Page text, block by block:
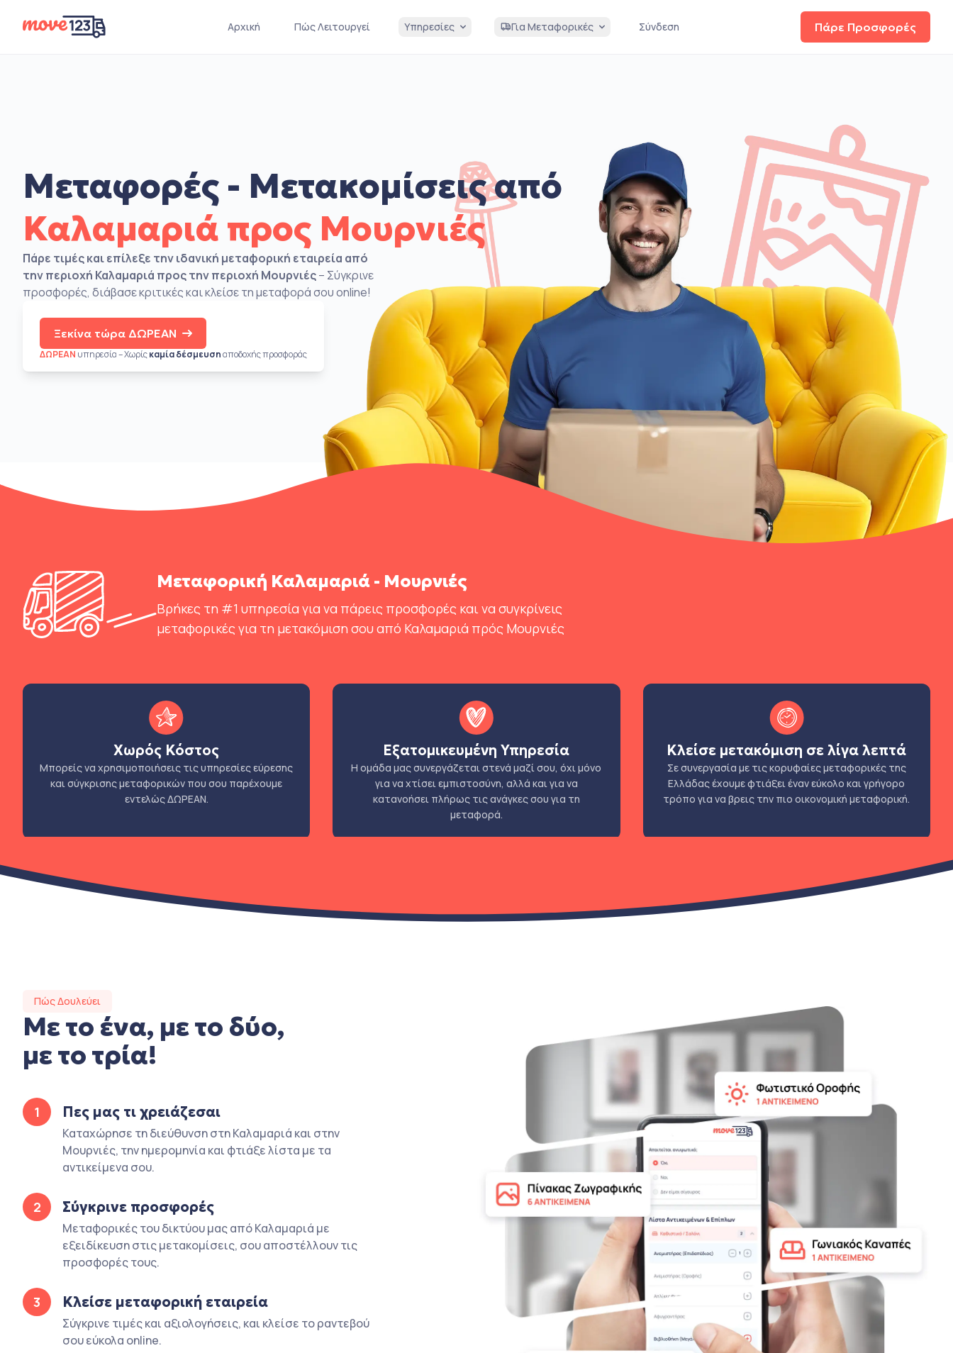
Πάρε Προσφορές
Αρχική Πώς Λειτουργεί Υπηρεσίες Για Μεταφορικές Σύνδεση
Μεταφορές - Μετακομίσεις από
Καλαμαριά προς Μουρνιές
Πάρε τιμές και επίλεξε την ιδανική μεταφορική εταιρεία από
την περιοχή Καλαμαριά προς την περιοχή Μουρνιές– Σύγκρινε
προσφορές, διάβασε κριτικές και κλείσε τη μεταφορά σου online!
Ξεκίνα τώρα ΔΩΡΕΑΝ
ΔΩΡΕΑΝ υπηρεσία – Χωρίςκαμία δέσμευσηαποδοχής προσφοράς
Μεταφορική Καλαμαριά - Μουρνιές
Βρήκες τη #1 υπηρεσία για να πάρεις προσφορές και να συγκρίνεις
μεταφορικές για τη μετακόμιση σου από Καλαμαριά πρός Μουρνιές
Χωρός Κόστος
Μπορείς να χρησιμοποιήσεις τις υπηρεσίες εύρεσης
και σύγκρισης μεταφορικών που σου παρέχουμε
εντελώς ΔΩΡΕΑΝ.
Εξατομικευμένη Υπηρεσία
Η ομάδα μας συνεργάζεται στενά μαζί σου, όχι μόνο
για να χτίσει εμπιστοσύνη, αλλά και για να
κατανοήσει πλήρως τις ανάγκες σου για τη
μεταφορά.
Κλείσε μετακόμιση σε λίγα λεπτά
Σε συνεργασία με τις κορυφαίες μεταφορικές της
Ελλάδας έχουμε φτιάξει έναν εύκολο και γρήγορο
τρόπο για να βρεις την πιο οικονομική μεταφορική.
Πώς Δουλεύει
Με το ένα, με το δύο,
με το τρία!
1 Πες μας τι χρειάζεσαι
Καταχώρησε τη διεύθυνση στη Καλαμαριά και στην
Μουρνιές, την ημερομηνία και φτιάξε λίστα με τα
αντικείμενα σου.
2 Σύγκρινε προσφορές
Μεταφορικές του δικτύου μας από Καλαμαριά με
εξειδίκευση στις μετακομίσεις, σου αποστέλλουν τις
προσφορές τους.
3 Κλείσε μεταφορική εταιρεία
Σύγκρινε τιμές και αξιολογήσεις, και κλείσε το ραντεβού
σου εύκολα online.